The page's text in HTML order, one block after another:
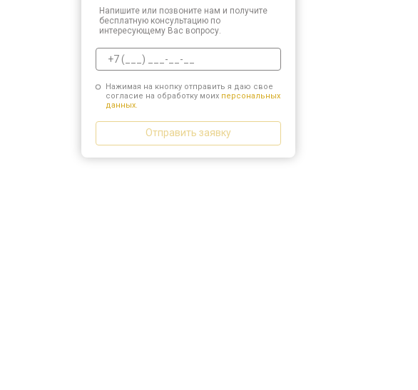
Напишите или позвоните нам и получите
бесплатную консультацию по
интересующему Вас вопросу.
Нажимая на кнопку отправить я даю свое
согласие на обработку моих персональных
данных.
Отправить заявку